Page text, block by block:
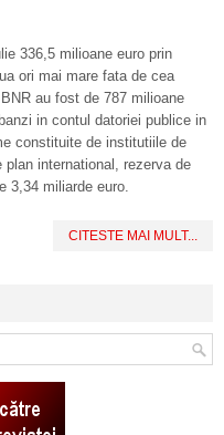
336,5 milioane euro prin
ori mai mare fata de cea
au fost de 787 milioane
in contul datoriei publice in
constituite de institutiile de
international, rezerva de
3,34 miliarde euro.
CITESTE MAI MULT...